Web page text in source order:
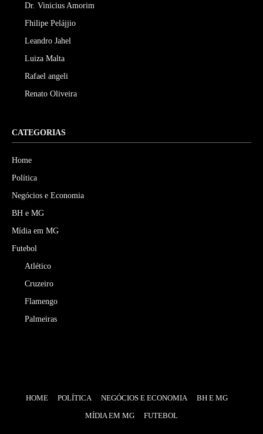
Dr. Vinicius Amorim
Fhilipe Pelájjio
Leandro Jahel
Luiza Malta
Rafael angeli
Renato Oliveira
CATEGORIAS
Home
Política
Negócios e Economia
BH e MG
Mídia em MG
Futebol
Atlético
Cruzeiro
Flamengo
Palmeiras
HOME POLÍTICA NEGÓCIOS E ECONOMIA
BH E MG
MÍDIA EM MG
FUTEBOL